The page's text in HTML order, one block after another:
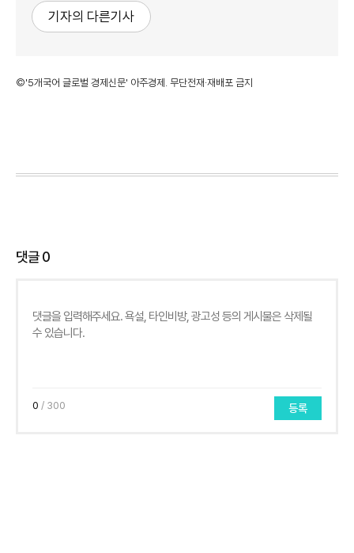
기자의 다른기사
©'5개국어 글로벌 경제신문' 아주경제. 무단전재·재배포 금지
댓글0
0 / 300 등록